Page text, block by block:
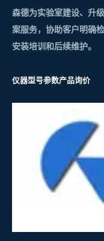
森德为实验室建设、升
案服务，协助客户明确
安装培训和后续维护。
仪器型号参数产品询价